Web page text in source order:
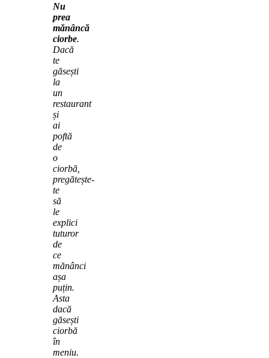
Nu
prea
mănâncă
ciorbe.
Dacă
te
găsești
la
un
restaurant
și
ai
poftă
de
o
ciorbă,
pregătește-
te
să
le
explici
tuturor
de
ce
mănânci
așa
puțin.
Asta
dacă
găsești
ciorbă
în
meniu.